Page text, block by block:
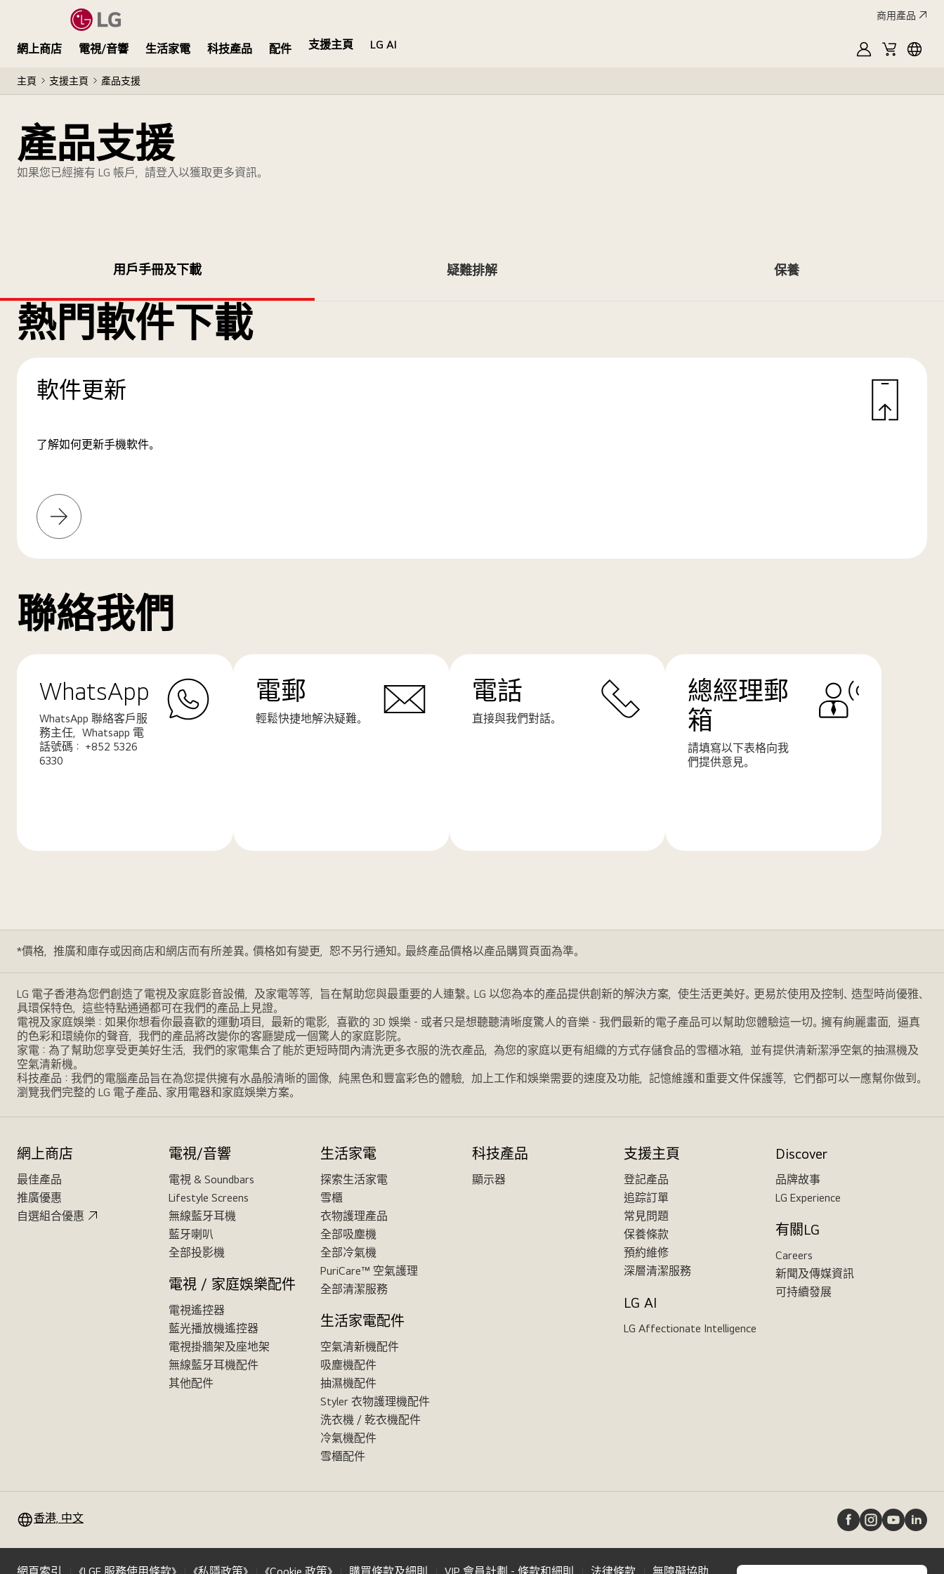
商用產品
網上商店 電視/音響 生活家電 科技產品 配件 支援主頁
LG AI
MyLG購
主頁 支援主頁 產品支援
產品支援
如果您已經擁有 LG 帳戶，請登入以獲取更多資訊。
用戶手冊及下載 疑難排解 保養
熱門軟件下載
軟件更新
了解如何更新手機軟件。
解
更
聯絡我們
WhatsApp
WhatsApp 聯絡客戶服
務主任，Whatsapp 電
話號碼： +852 5326
6330
電郵
輕鬆快捷地解決疑難。
電話
直接與我們對話。
總經理郵
箱
請填寫以下表格向我
們提供意見。
*價格，推廣和庫存或因商店和網店而有所差異。價格如有變更，恕不另行通知。最終產品價格以產品購買頁面為準。
LG 電子香港為您們創造了電視及家庭影音設備，及家電等等，旨在幫助您與最重要的人連繫。LG 以您為本的產品提供創新的解決方案，使生活更美好。更易於使用及控制、造型時尚優雅、
具環保特色，這些特點通通都可在我們的產品上見證。
電視及家庭娛樂：如果你想看你最喜歡的運動項目，最新的電影，喜歡的 3D 娛樂 - 或者只是想聽聽清晰度驚人的音樂 - 我們最新的電子產品可以幫助您體驗這一切。擁有絢麗畫面，逼真
的色彩和環繞你的聲音，我們的產品將改變你的客廳變成一個驚人的家庭影院。
家電：為了幫助您享受更美好生活，我們的家電集合了能於更短時間內清洗更多衣服的洗衣產品，為您的家庭以更有組織的方式存儲食品的雪櫃冰箱，並有提供清新潔淨空氣的抽濕機及
空氣清新機。
科技產品：我們的電腦產品旨在為您提供擁有水晶般清晰的圖像，純黑色和豐富彩色的體驗，加上工作和娛樂需要的速度及功能，記憶維護和重要文件保護等，它們都可以一應幫你做到。
瀏覽我們完整的 LG 電子產品、家用電器和家庭娛樂方案。
網上商店
最佳產品
推廣優惠
自選組合優惠
電視/音響
電視 & Soundbars
Lifestyle Screens
無線藍牙耳機
藍牙喇叭
全部投影機
電視 / 家庭娛樂配件
電視遙控器
藍光播放機遙控器
電視掛牆架及座地架
無線藍牙耳機配件
其他配件
生活家電
探索生活家電
雪櫃
衣物護理產品
全部吸塵機
全部冷氣機
PuriCare™ 空氣護理
全部清潔服務
生活家電配件
空氣清新機配件
吸塵機配件
抽濕機配件
Styler 衣物護理機配件
洗衣機 / 乾衣機配件
冷氣機配件
雪櫃配件
科技產品
顯示器
支援主頁
登記產品
追踪訂單
常見問題
保養條款
預約維修
深層清潔服務
LG AI
LG Affectionate Intelligence
Discover
品牌故事
LG Experience
有關LG
Careers
新聞及傳媒資訊
可持續發展
香港, 中文